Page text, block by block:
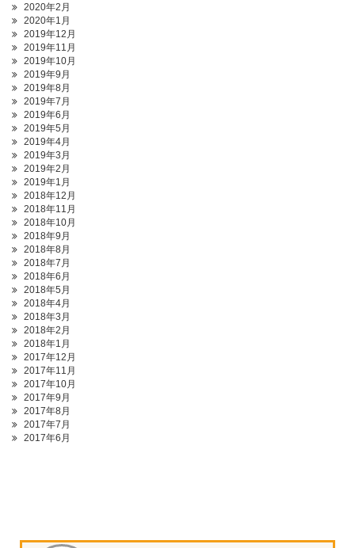
2020年2月
2020年1月
2019年12月
2019年11月
2019年10月
2019年9月
2019年8月
2019年7月
2019年6月
2019年5月
2019年4月
2019年3月
2019年2月
2019年1月
2018年12月
2018年11月
2018年10月
2018年9月
2018年8月
2018年7月
2018年6月
2018年5月
2018年4月
2018年3月
2018年2月
2018年1月
2017年12月
2017年11月
2017年10月
2017年9月
2017年8月
2017年7月
2017年6月